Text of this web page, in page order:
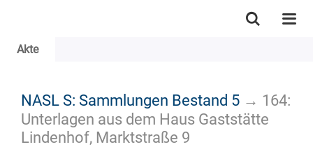
Akte
NASL S: Sammlungen Bestand 5 → 164:
Unterlagen aus dem Haus Gaststätte
Lindenhof, Marktstraße 9